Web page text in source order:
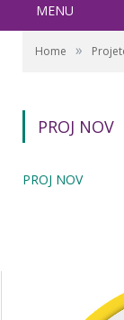
MENU
Home »
PROJ NOV
PROJ NOV